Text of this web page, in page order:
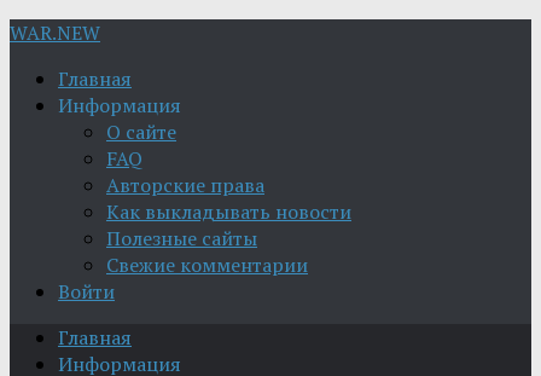
WAR.NEW
Главная
Информация
О сайте
FAQ
Авторские права
Как выкладывать новости
Полезные сайты
Свежие комментарии
Войти
Главная
Информация